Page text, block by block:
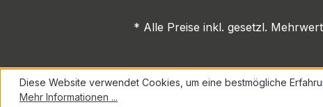
* Alle Preise inkl. gesetzl.
Diese Website verwendet Cookies, um eine bestmögliche
Mehr Informationen ...